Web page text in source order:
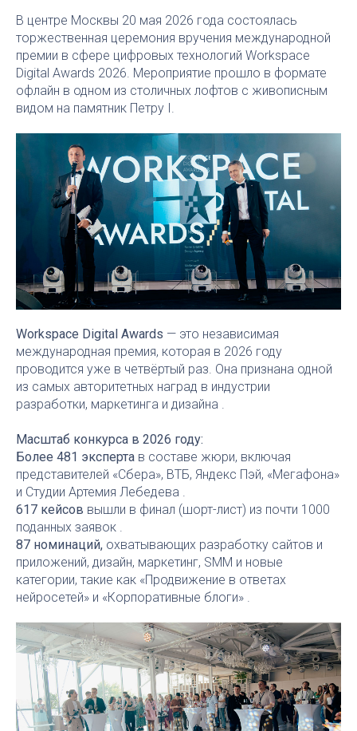
В центре Москвы 20 мая 2026 года состоялась
торжественная церемония вручения международной
премии в сфере цифровых технологий Workspace
Digital Awards 2026. Мероприятие прошло в формате
офлайн в одном из столичных лофтов с живописным
видом на памятник Петру I.
Workspace Digital Awards — это независимая
международная премия, которая в 2026 году
проводится уже в четвёртый раз. Она признана одной
из самых авторитетных наград в индустрии
разработки, маркетинга и дизайна .
Масштаб конкурса в 2026 году:
Более 481 эксперта в составе жюри, включая
представителей «Сбера», ВТБ, Яндекс Пэй, «Мегафона»
и Студии Артемия Лебедева .
617 кейсов вышли в финал (шорт-лист) из почти 1000
поданных заявок .
87 номинаций, охватывающих разработку сайтов и
приложений, дизайн, маркетинг, SMM и новые
категории, такие как «Продвижение в ответах
нейросетей» и «Корпоративные блоги» .